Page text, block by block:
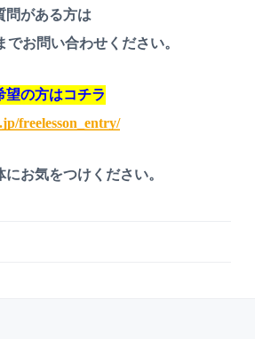
問がある方は
でお問い合わせください。
望の方はコチラ
freelesson_entry/
にお気をつけください。